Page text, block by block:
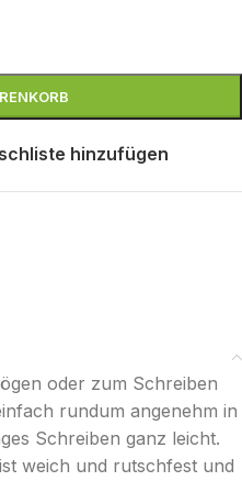
hinzufügen
oder zum Schreiben
rundum angenehm in
Schreiben ganz leicht.
weich und rutschfest und